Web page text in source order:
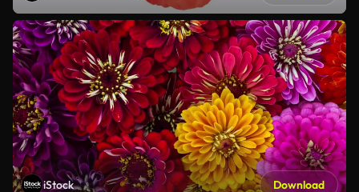
iStock Download